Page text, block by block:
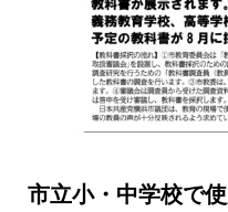
市立小・中学校で